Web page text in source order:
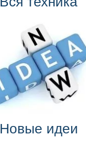
Новые идеи